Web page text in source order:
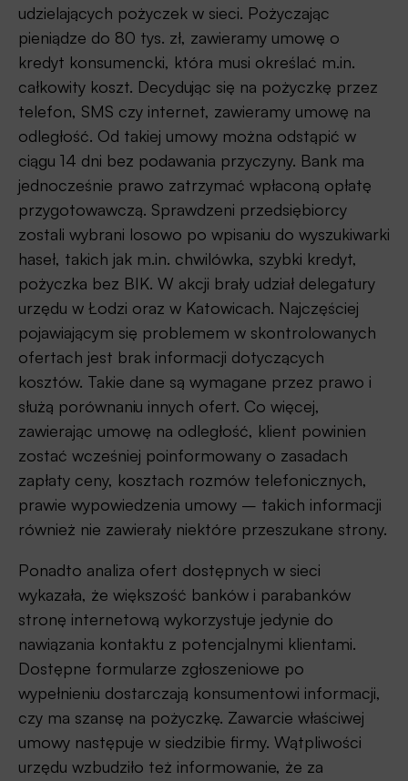
udzielających pożyczek w sieci. Pożyczając
pieniądze do 80 tys. zł, zawieramy umowę o
kredyt konsumencki, która musi określać m.in.
całkowity koszt. Decydując się na pożyczkę przez
telefon, SMS czy internet, zawieramy umowę na
odległość. Od takiej umowy można odstąpić w
ciągu 14 dni bez podawania przyczyny. Bank ma
jednocześnie prawo zatrzymać wpłaconą opłatę
przygotowawczą. Sprawdzeni przedsiębiorcy
zostali wybrani losowo po wpisaniu do wyszukiwarki
haseł, takich jak m.in. chwilówka, szybki kredyt,
pożyczka bez BIK. W akcji brały udział delegatury
urzędu w Łodzi oraz w Katowicach. Najczęściej
pojawiającym się problemem w skontrolowanych
ofertach jest brak informacji dotyczących
kosztów. Takie dane są wymagane przez prawo i
służą porównaniu innych ofert. Co więcej,
zawierając umowę na odległość, klient powinien
zostać wcześniej poinformowany o zasadach
zapłaty ceny, kosztach rozmów telefonicznych,
prawie wypowiedzenia umowy – takich informacji
również nie zawierały niektóre przeszukane strony.
Ponadto analiza ofert dostępnych w sieci
wykazała, że większość banków i parabanków
stronę internetową wykorzystuje jedynie do
nawiązania kontaktu z potencjalnymi klientami.
Dostępne formularze zgłoszeniowe po
wypełnieniu dostarczają konsumentowi informacji,
czy ma szansę na pożyczkę. Zawarcie właściwej
umowy następuje w siedzibie firmy. Wątpliwości
urzędu wzbudziło też informowanie, że za